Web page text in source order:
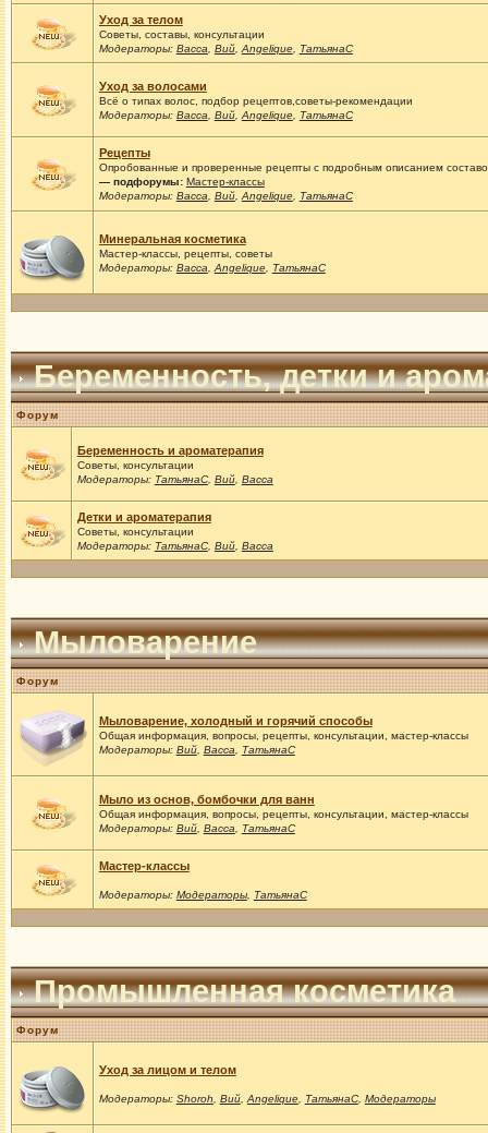
Уход за телом
Советы, составы, консультации
Модераторы: Васса Вий, Angelique, ТатьянаС
Уход за волосами
Всё о типах волос, подбор рецептов,советы-рекомендации
Модераторы: Васса Вий, Angelique, ТатьянаС
Рецепты
Опробованные и проверенные рецепты с подробным описанием
— подфорумы: Мастер-классы
Модераторы: Васса Вий, Angelique, ТатьянаС
Минеральная косметика
Мастер-классы, рецепты, советы
Модераторы: Васса Angelique, ТатьянаС
Беременность, детки и
Форум
Беременность и ароматерапия
Советы, консультации
Модераторы: ТатьянаС, Вий, Васса
Детки и ароматерапия
Советы, консультации
Модераторы: ТатьянаС, Вий, Васса
Мыловарение
Форум
Мыловарение, холодный и горячий способы
Общая информация, вопросы, рецепты, консультации, мастер-классы
Модераторы: Вий, Васса ТатьянаС
Мыло из основ, бомбочки для ванн
Общая информация, вопросы, рецепты, консультации, мастер-классы
Модераторы: Вий, Васса ТатьянаС
Мастер-классы
Модераторы: Модераторы, ТатьянаС
Промышленная косметика
Форум
Уход за лицом и телом
Модераторы: Shoroh Вий, Angelique, ТатьянаС, Модераторы